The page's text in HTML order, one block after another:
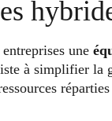
une
à simplifier la